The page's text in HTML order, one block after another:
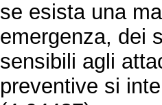
se esista una
emergenza, dei
sensibili agli
preventive si